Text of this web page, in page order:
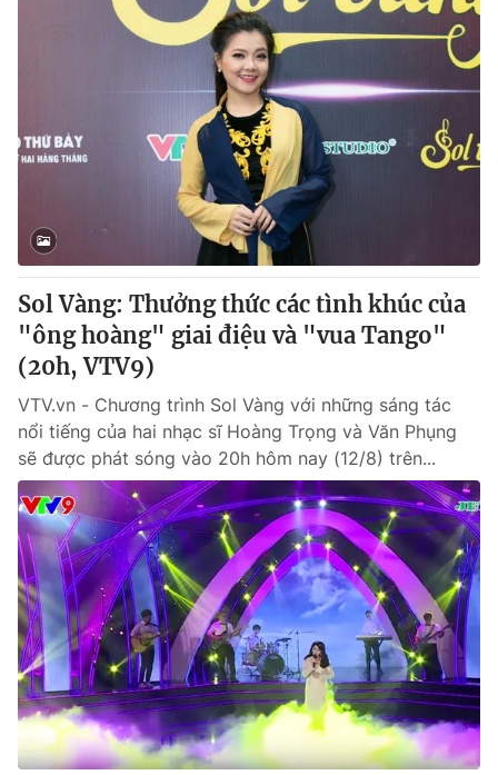
Chất lượng cuộc sống
Hitech Công nghệ tương lai
Thị trường
Tư vấn
Giao lưu trực tuyến
Chuyên mục khác
Emagazine Podcast
Photo Infographic
Video Shorts video
VTV Money VTV Thể thao
VTV Sức khoẻ Bất động sản
Thị trường 24h Tấm lòng Việt
VTV4 Vươn mình bằng AI
Sol Vàng: Thưởng thức các tình khúc của
"ông hoàng" giai điệu và "vua Tango"
(20h, VTV9)
VTV.vn - Chương trình Sol Vàng với những sáng tác
nổi tiếng của hai nhạc sĩ Hoàng Trọng và Văn Phụng
sẽ được phát sóng vào 20h hôm nay (12/8) trên...